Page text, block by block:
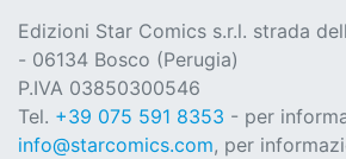
Edizioni Star Comics s.r.l. strada
- 06134 Bosco (Perugia)
P.IVA 03850300546
Tel. +39 075 591 8353 - per
info@starcomics.com, per